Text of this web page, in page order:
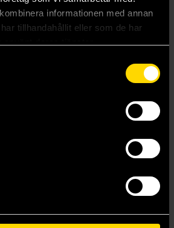
informationen med annan
tillhandahållit eller som de har
169 kr